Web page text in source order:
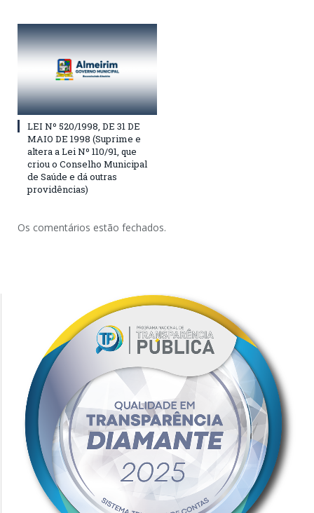
LEI Nº 520/1998, DE 31 DE
MAIO DE 1998 (Suprime e
altera a Lei Nº 110/91, que
criou o Conselho Municipal
de Saúde e dá outras
providências)
Os comentários estão fechados.